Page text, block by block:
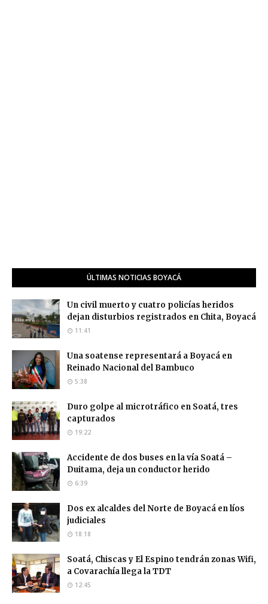
ÚLTIMAS NOTICIAS BOYACÁ
Un civil muerto y cuatro policías heridos
dejan disturbios registrados en Chita, Boyacá
11:41
Una soatense representará a Boyacá en
Reinado Nacional del Bambuco
5:38
Duro golpe al microtráfico en Soatá, tres
capturados
19:22
Accidente de dos buses en la vía Soatá –
Duitama, deja un conductor herido
6:39
Dos ex alcaldes del Norte de Boyacá en líos
judiciales
18:18
Soatá, Chiscas y El Espino tendrán zonas Wifi,
a Covarachía llega la TDT
12:45